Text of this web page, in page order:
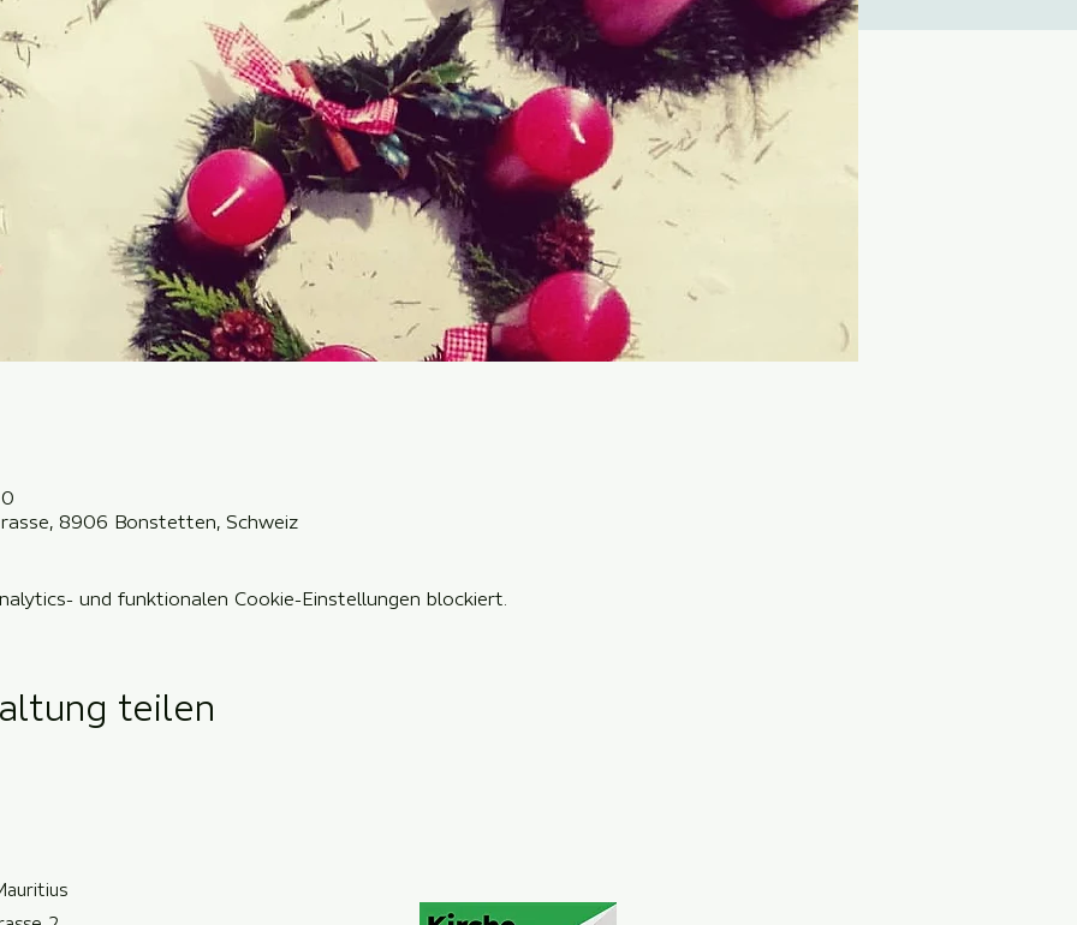
8906 Bonstetten, Schweiz
und funktionalen Cookie-Einstellungen blockiert.
teilen